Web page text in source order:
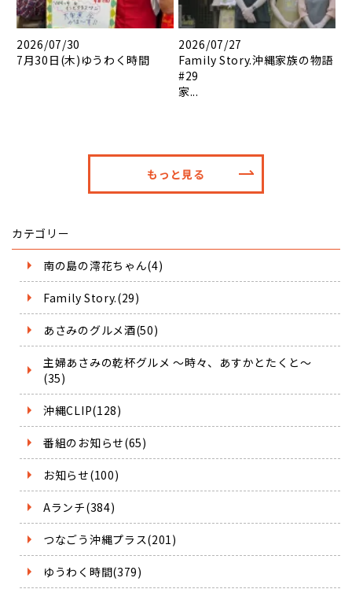
2026/07/30
7月30日(木)ゆうわく時間
2026/07/27
Family Story.沖縄家族の物語
#29
家...
もっと見る
カテゴリー
南の島の澪花ちゃん(4)
Family Story.(29)
あさみのグルメ酒(50)
主婦あさみの乾杯グルメ ～時々、あすかとたくと～
(35)
沖縄CLIP(128)
番組のお知らせ(65)
お知らせ(100)
Aランチ(384)
つなごう沖縄プラス(201)
ゆうわく時間(379)